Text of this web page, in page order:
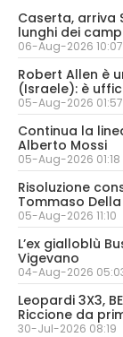
Caserta, arriva
lunghi dei
06-Aug-2026 10:07
Robert Allen è
(Israele): è
05-Aug-2026 01:57
Continua la
Alberto Mossi
05-Aug-2026 01:18
Risoluzione
Tommaso
05-Aug-2026 11:10
L’ex gialloblù
Vigevano
04-Aug-2026
Leopardi 3X3,
Riccione da
30-Jul-2026 08:19